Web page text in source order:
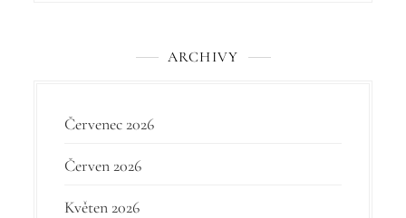
ARCHIVY
Červenec 2026
Červen 2026
Květen 2026